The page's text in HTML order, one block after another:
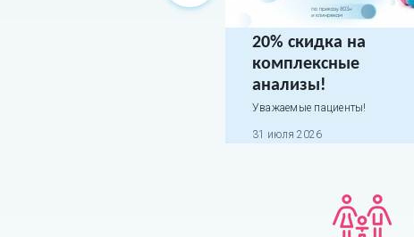
20% скидка на
комплексные
анализы!
Уважаемые пациенты!
31 июля 2026